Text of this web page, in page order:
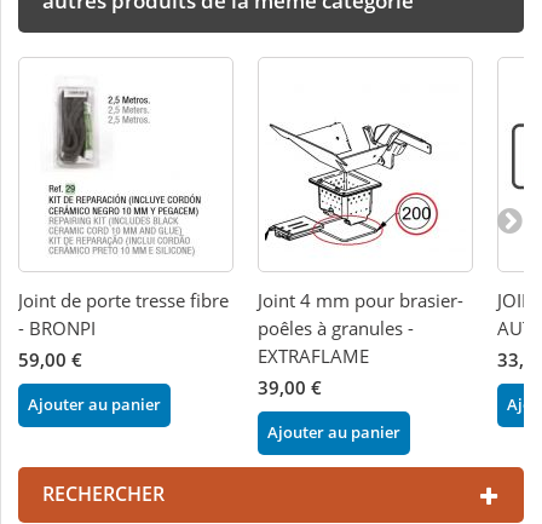
Joint de porte tresse fibre
- BRONPI
59,00 €
Ajouter au panier
Joint 4 mm pour brasier-
poêles à granules -
EXTRAFLAME
39,00 €
Ajouter au panier
RECHERCHER